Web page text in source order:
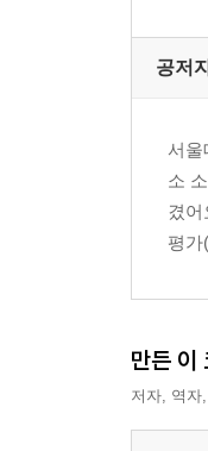
제한설
장애를
아이의
때리는
부모가
사회성을
[4장 더
공저
서울
소
겼
평가
만든 이
저자, 역자